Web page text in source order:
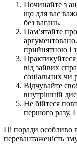
Починайте з
що для вас
без вагань.
Пам’ятайте
прийнятною і
від зайвих
соціальних чи
Відчувайте
внутрішній
Не бійтеся
першого разу.
Ці поради особливо
перевантаженість